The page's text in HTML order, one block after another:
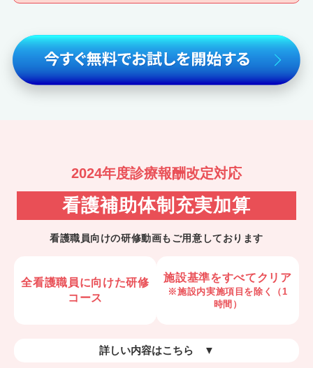
2024年度診療報酬改定対応
看護補助体制充実加算
看護職員向けの研修動画もご用意しております
全看護職員に向けた研修
コース
施設基準をすべてクリア
※施設内実施項目を除く（1
時間）